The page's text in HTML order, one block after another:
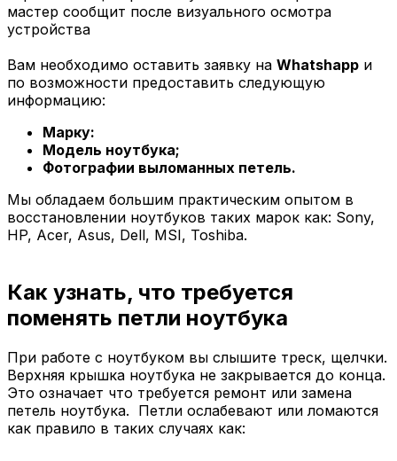
мастер сообщит после визуального осмотра
устройства
Вам необходимо оставить заявку на Whatshapp и
по возможности предоставить следующую
информацию:
Марку:
Модель ноутбука;
Фотографии выломанных петель.
Мы обладаем большим практическим опытом в
восстановлении ноутбуков таких марок как: Sony,
HP, Acer, Asus, Dell, MSI, Toshiba.
Как узнать, что требуется
поменять петли ноутбука
При работе с ноутбуком вы слышите треск, щелчки.
Верхняя крышка ноутбука не закрывается до конца.
Это означает что требуется ремонт или замена
петель ноутбука. Петли ослабевают или ломаются
как правило в таких случаях как: